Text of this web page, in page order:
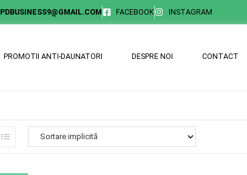
PDBUSINESS9@GMAIL.COM FACEBOOK INSTAGRAM
PROMOTII ANTI-DAUNATORI DESPRE NOI CONTACT